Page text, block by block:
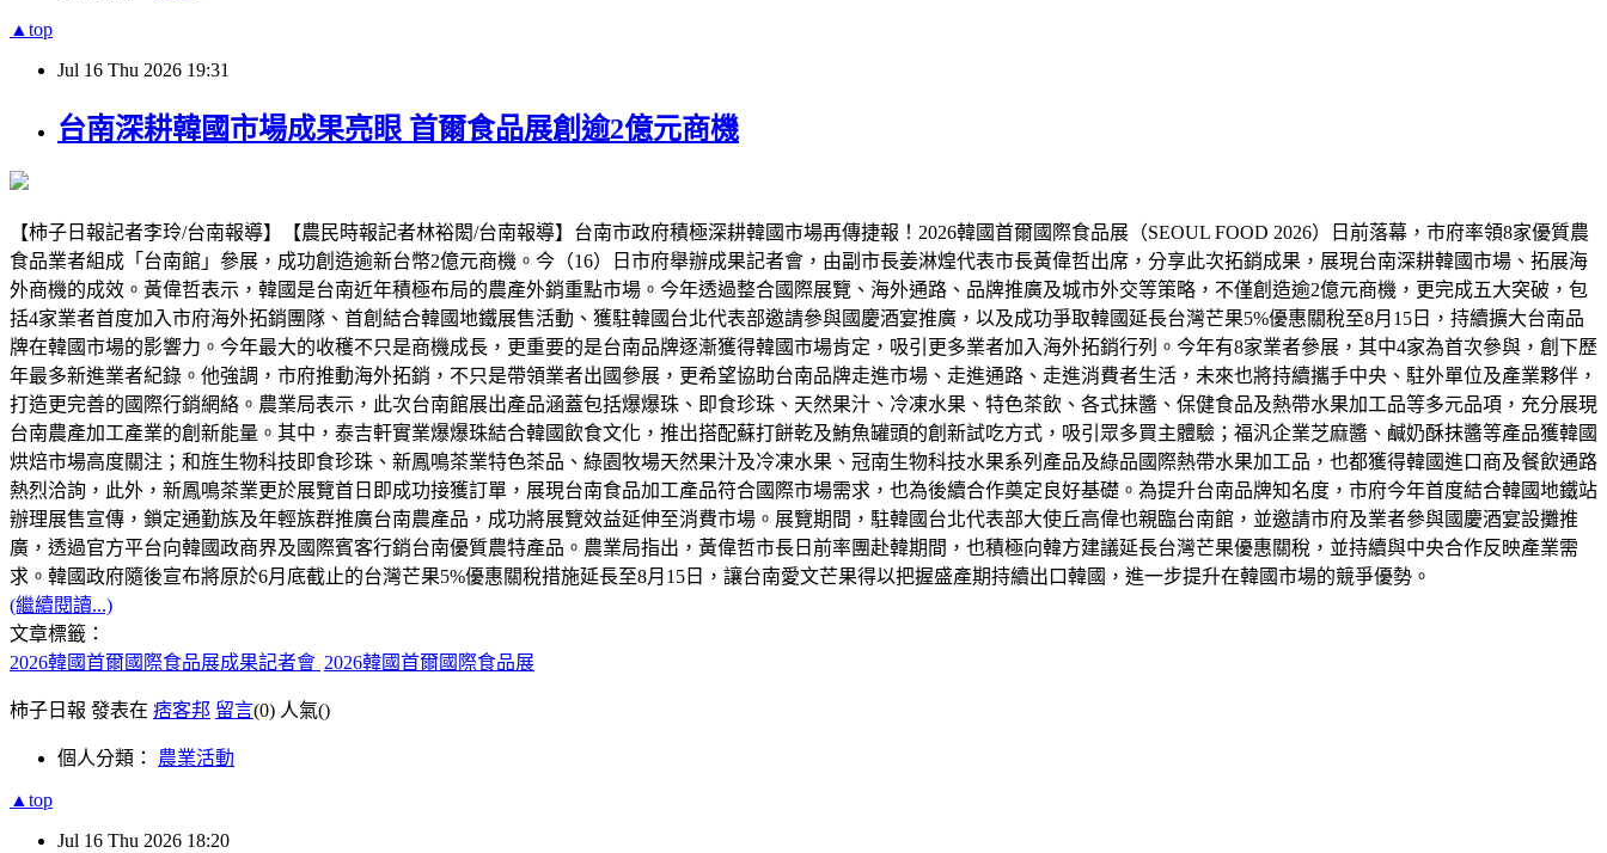
▲top
Jul 16 Thu 2026 19:31
台南深耕韓國市場成果亮眼 首爾食品展創逾2億元商機
【柿子日報記者李玲/台南報導】【農民時報記者林裕閎/台南報導】台南市政府積極深耕韓國市場再傳捷報！2026韓國首爾國際食品展（SEOUL FOOD 2026）日前落幕，市府率領8家優質農
食品業者組成「台南館」參展，成功創造逾新台幣2億元商機。今（16）日市府舉辦成果記者會，由副市長姜淋煌代表市長黃偉哲出席，分享此次拓銷成果，展現台南深耕韓國市場、拓展海
外商機的成效。黃偉哲表示，韓國是台南近年積極布局的農產外銷重點市場。今年透過整合國際展覽、海外通路、品牌推廣及城市外交等策略，不僅創造逾2億元商機，更完成五大突破，包
括4家業者首度加入市府海外拓銷團隊、首創結合韓國地鐵展售活動、獲駐韓國台北代表部邀請參與國慶酒宴推廣，以及成功爭取韓國延長台灣芒果5%優惠關稅至8月15日，持續擴大台南品
牌在韓國市場的影響力。今年最大的收穫不只是商機成長，更重要的是台南品牌逐漸獲得韓國市場肯定，吸引更多業者加入海外拓銷行列。今年有8家業者參展，其中4家為首次參與，創下歷
年最多新進業者紀錄。他強調，市府推動海外拓銷，不只是帶領業者出國參展，更希望協助台南品牌走進市場、走進通路、走進消費者生活，未來也將持續攜手中央、駐外單位及產業夥伴，
打造更完善的國際行銷網絡。農業局表示，此次台南館展出產品涵蓋包括爆爆珠、即食珍珠、天然果汁、冷凍水果、特色茶飲、各式抹醬、保健食品及熱帶水果加工品等多元品項，充分展現
台南農產加工產業的創新能量。其中，泰吉軒實業爆爆珠結合韓國飲食文化，推出搭配蘇打餅乾及鮪魚罐頭的創新試吃方式，吸引眾多買主體驗；福汎企業芝麻醬、鹹奶酥抹醬等產品獲韓國
烘焙市場高度關注；和旌生物科技即食珍珠、新鳳鳴茶業特色茶品、綠園牧場天然果汁及冷凍水果、冠南生物科技水果系列產品及綠品國際熱帶水果加工品，也都獲得韓國進口商及餐飲通路
熱烈洽詢，此外，新鳳鳴茶業更於展覽首日即成功接獲訂單，展現台南食品加工產品符合國際市場需求，也為後續合作奠定良好基礎。為提升台南品牌知名度，市府今年首度結合韓國地鐵站
辦理展售宣傳，鎖定通勤族及年輕族群推廣台南農產品，成功將展覽效益延伸至消費市場。展覽期間，駐韓國台北代表部大使丘高偉也親臨台南館，並邀請市府及業者參與國慶酒宴設攤推
廣，透過官方平台向韓國政商界及國際賓客行銷台南優質農特產品。農業局指出，黃偉哲市長日前率團赴韓期間，也積極向韓方建議延長台灣芒果優惠關稅，並持續與中央合作反映產業需
求。韓國政府隨後宣布將原於6月底截止的台灣芒果5%優惠關稅措施延長至8月15日，讓台南愛文芒果得以把握盛產期持續出口韓國，進一步提升在韓國市場的競爭優勢。
(繼續閱讀...)
文章標籤：
2026韓國首爾國際食品展成果記者會 2026韓國首爾國際食品展
柿子日報 發表在 痞客邦 留言(0) 人氣()
個人分類： 農業活動
▲top
Jul 16 Thu 2026 18:20